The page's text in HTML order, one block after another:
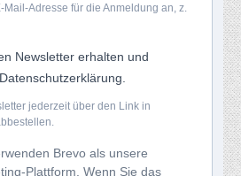
Adresse für die Anmeldung an, z.
Newsletter erhalten und
jederzeit über den Link in
Brevo als unsere
Plattform. Wenn Sie das